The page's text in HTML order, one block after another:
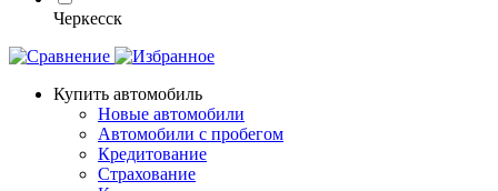
Черкесск
Купить автомобиль
Новые автомобили
Автомобили с пробегом
Кредитование
Страхование